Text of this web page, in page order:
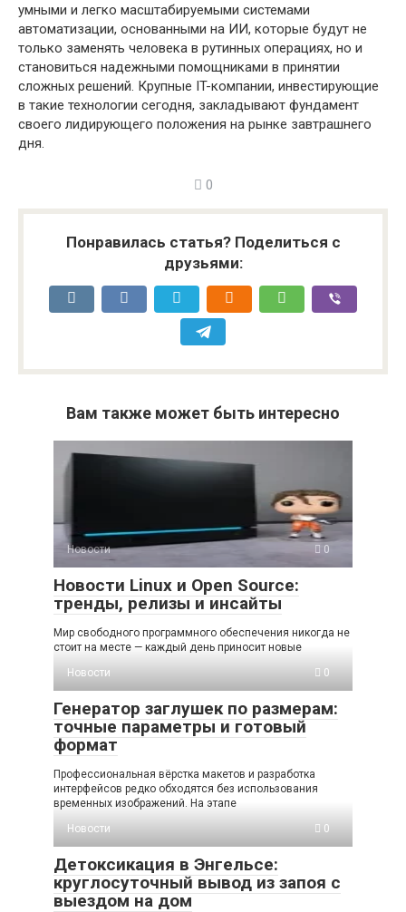
умными и легко масштабируемыми системами
автоматизации, основанными на ИИ, которые будут не
только заменять человека в рутинных операциях, но и
становиться надежными помощниками в принятии
сложных решений. Крупные IT-компании, инвестирующие
в такие технологии сегодня, закладывают фундамент
своего лидирующего положения на рынке завтрашнего
дня.
0
Понравилась статья? Поделиться с
друзьями:
Вам также может быть интересно
Новости 0
Новости Linux и Open Source:
тренды, релизы и инсайты
Мир свободного программного обеспечения никогда не
стоит на месте — каждый день приносит новые
Новости
0
Генератор заглушек по размерам:
точные параметры и готовый
формат
Профессиональная вёрстка макетов и разработка
интерфейсов редко обходятся без использования
временных изображений. На этапе
Новости
0
Детоксикация в Энгельсе:
круглосуточный вывод из запоя с
выездом на дом